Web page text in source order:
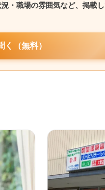
・職場の雰囲気など、掲載
（無料）